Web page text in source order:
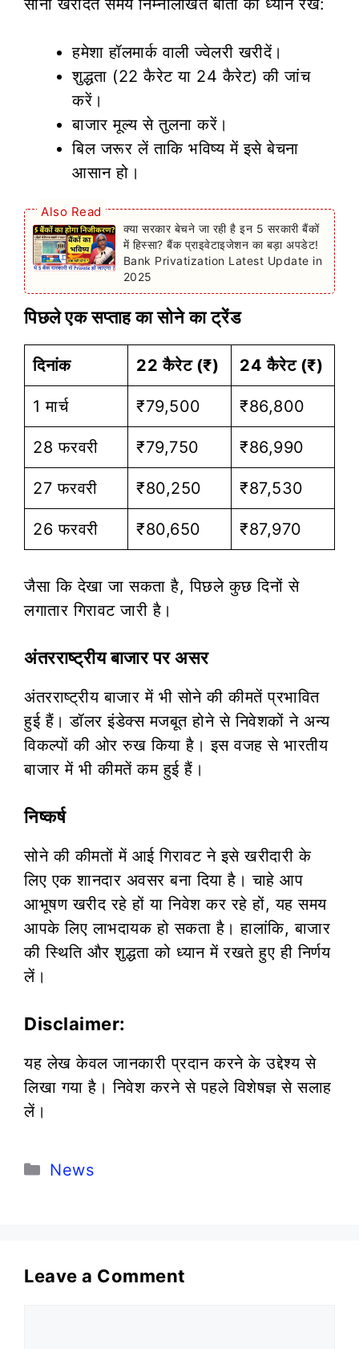
सोना खरीदते समय निम्नलिखित बातों का ध्यान रखें:
हमेशा हॉलमार्क वाली ज्वेलरी खरीदें।
शुद्धता (22 कैरेट या 24 कैरेट) की जांच
करें।
बाजार मूल्य से तुलना करें।
बिल जरूर लें ताकि भविष्य में इसे बेचना
आसान हो।
Also Read
क्या सरकार बेचने जा रही है इन 5 सरकारी बैंकों
में हिस्सा? बैंक प्राइवेटाइजेशन का बड़ा अपडेट!
Bank Privatization Latest Update in
2025
पिछले एक सप्ताह का सोने का ट्रेंड
दिनांक 22 कैरेट (₹) 24 कैरेट (₹)
1 मार्च ₹79,500 ₹86,800
28 फरवरी ₹79,750 ₹86,990
27 फरवरी ₹80,250 ₹87,530
26 फरवरी ₹80,650 ₹87,970
जैसा कि देखा जा सकता है, पिछले कुछ दिनों से
लगातार गिरावट जारी है।
अंतरराष्ट्रीय बाजार पर असर
अंतरराष्ट्रीय बाजार में भी सोने की कीमतें प्रभावित
हुई हैं। डॉलर इंडेक्स मजबूत होने से निवेशकों ने अन्य
विकल्पों की ओर रुख किया है। इस वजह से भारतीय
बाजार में भी कीमतें कम हुई हैं।
निष्कर्ष
सोने की कीमतों में आई गिरावट ने इसे खरीदारी के
लिए एक शानदार अवसर बना दिया है। चाहे आप
आभूषण खरीद रहे हों या निवेश कर रहे हों, यह समय
आपके लिए लाभदायक हो सकता है। हालांकि, बाजार
की स्थिति और शुद्धता को ध्यान में रखते हुए ही निर्णय
लें।
Disclaimer:
यह लेख केवल जानकारी प्रदान करने के उद्देश्य से
लिखा गया है। निवेश करने से पहले विशेषज्ञ से सलाह
लें।
Categories
News
Leave a Comment